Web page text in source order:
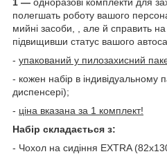
полегшать роботу вашого
мийні засоби, , але й справить на
підвищивши статус вашого
- упакований у пилозахисний
- кожен набір в індивідуальному
диспенсері);
- ціна вказана за 1 комплект!
Набір складається з:
- Чохол на сидіння EXTRA